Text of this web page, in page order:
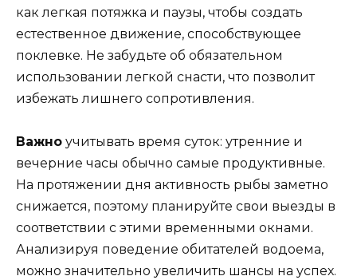
как легкая потяжка и паузы, чтобы создать
естественное движение, способствующее
поклевке. Не забудьте об обязательном
использовании легкой снасти, что позволит
избежать лишнего сопротивления.
Важно учитывать время суток: утренние и
вечерние часы обычно самые продуктивные.
На протяжении дня активность рыбы заметно
снижается, поэтому планируйте свои выезды в
соответствии с этими временными окнами.
Анализируя поведение обитателей водоема,
можно значительно увеличить шансы на успех.